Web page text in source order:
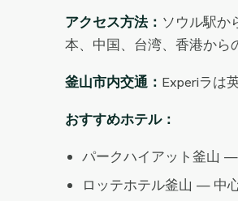
アクセス方法： ソウル駅か
本、中国、台湾、香港から
釜山市内交通： Experiラは
おすすめホテル：
パークハイアット釜山
ロッテホテル釜山 — 中